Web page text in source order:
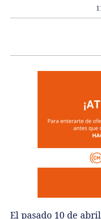
El pasado 10 de